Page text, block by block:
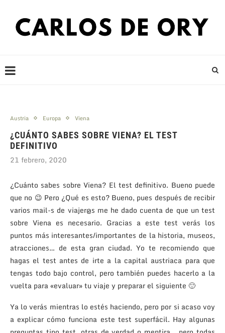
Austria Europa Viena
¿CUÁNTO SABES SOBRE VIENA? EL TEST
DEFINITIVO
21 febrero, 2020
¿Cuánto sabes sobre Viena? El test definitivo. Bueno puede
que no 😉 Pero ¿Qué es esto? Bueno, pues después de recibir
varios mail-s de viajer@s me he dado cuenta de que un test
sobre Viena es necesario. Gracias a este test verás los
puntos más interesantes/importantes de la historia, museos,
atracciones… de esta gran ciudad. Yo te recomiendo que
hagas el test antes de irte a la capital austriaca para que
tengas todo bajo control, pero también puedes hacerlo a la
vuelta para «evaluar» tu viaje y preparar el siguiente 🙂
Ya lo verás mientras lo estés haciendo, pero por si acaso voy
a explicar cómo funciona este test superfácil. Hay algunas